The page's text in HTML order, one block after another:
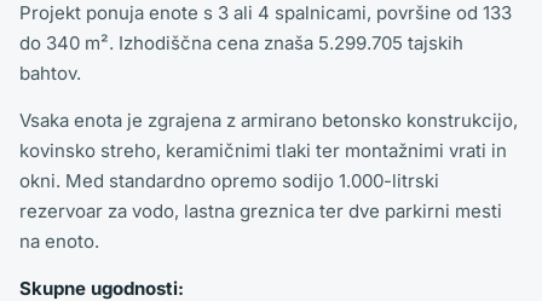
Projekt ponuja enote s 3 ali 4 spalnicami, površine od 133
do 340 m². Izhodiščna cena znaša 5.299.705 tajskih
bahtov.
Vsaka enota je zgrajena z armirano betonsko konstrukcijo,
kovinsko streho, keramičnimi tlaki ter montažnimi vrati in
okni. Med standardno opremo sodijo 1.000-litrski
rezervoar za vodo, lastna greznica ter dve parkirni mesti
na enoto.
Skupne ugodnosti: